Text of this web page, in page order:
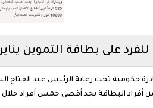
حكومية تحت رعاية الرئيس عبد